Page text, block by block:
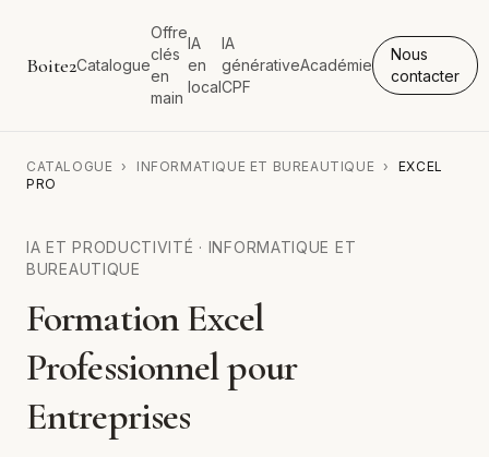
Boite2Catalogue
Offre
clés
en
main
IA
en
local
IA
générative
CPF
Académie
Nous
contacter
CATALOGUE › INFORMATIQUE ET BUREAUTIQUE ›
EXCEL
PRO
IA ET PRODUCTIVITÉ · INFORMATIQUE ET
BUREAUTIQUE
Formation Excel
Professionnel pour
Entreprises